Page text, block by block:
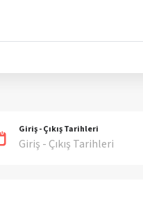
Giriş - Çıkış Tarihleri
Giriş - Çıkış Tarihleri